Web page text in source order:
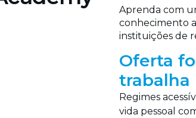
Aprenda com
conhecimento
instituições de
Oferta
trabalha
Regimes
vida pessoal